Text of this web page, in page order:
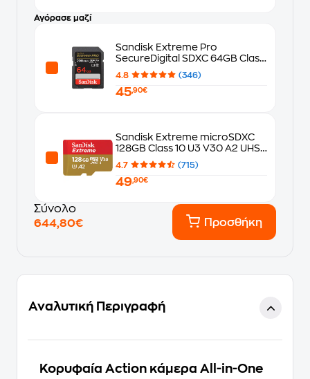
Αγόρασε μαζί
Sandisk Extreme Pro
SecureDigital SDXC 64GB Class
10 U3 V30 UHS-I
4.8 (346)
45,90€
Sandisk Extreme microSDXC
128GB Class 10 U3 V30 A2 UHS-I
με αντάπτορα
4.7 (715)
49,90€
Σύνολο
644,80€
Προσθήκη
Αναλυτική Περιγραφή
Κορυφαία Action κάμερα All-in-One